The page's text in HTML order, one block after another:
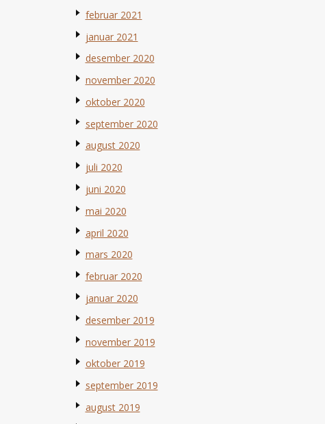
februar 2021
januar 2021
desember 2020
november 2020
oktober 2020
september 2020
august 2020
juli 2020
juni 2020
mai 2020
april 2020
mars 2020
februar 2020
januar 2020
desember 2019
november 2019
oktober 2019
september 2019
august 2019